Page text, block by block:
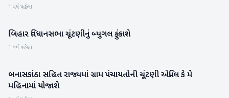
1 વર્ષ પહેલા
રાષ્ટ્રીય
બિહાર વિધાનસભા ચૂંટણીનું બ્યુગલ ફુંકાશે
1 વર્ષ પહેલા
બનાસકાંઠા
બનાસકાંઠા સહિત રાજ્યમાં ગ્રામ પંચાયતોની ચૂંટણી એપ્રિલ કે મે
મહિનામાં યોજાશે